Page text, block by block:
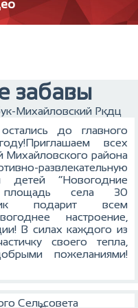
забавы
Михайловский Ркдц
до главного
всех
Михайловского района
развлекательную
детей “Новогодние
села 30
подарит всем
настроение,
В силах каждого из
своего тепла,
пожеланиями!